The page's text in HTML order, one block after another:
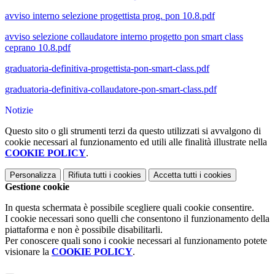
avviso interno selezione progettista prog. pon 10.8.pdf
avviso selezione collaudatore interno progetto pon smart class
ceprano 10.8.pdf
graduatoria-definitiva-progettista-pon-smart-class.pdf
graduatoria-definitiva-collaudatore-pon-smart-class.pdf
Notizie
Questo sito o gli strumenti terzi da questo utilizzati si avvalgono di
cookie necessari al funzionamento ed utili alle finalità illustrate nella
COOKIE POLICY.
Personalizza Rifiuta tutti i cookies Accetta tutti i cookies
Gestione cookie
In questa schermata è possibile scegliere quali cookie consentire.
I cookie necessari sono quelli che consentono il funzionamento della
piattaforma e non è possibile disabilitarli.
Per conoscere quali sono i cookie necessari al funzionamento potete
visionare la COOKIE POLICY.